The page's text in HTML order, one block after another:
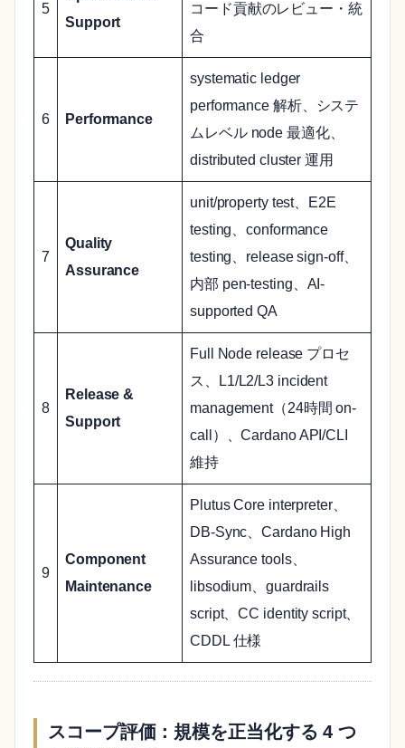
5
Support
コード貢献のレビュー・統
合
6 Performance
systematic ledger
performance 解析、システ
ムレベル node 最適化、
distributed cluster 運用
7
Quality
Assurance
unit/property test、E2E
testing、conformance
testing、release sign-off、
内部 pen-testing、AI-
supported QA
8
Release &
Support
Full Node release プロセ
ス、L1/L2/L3 incident
management（24時間 on-
call）、Cardano API/CLI
維持
9
Component
Maintenance
Plutus Core interpreter、
DB-Sync、Cardano High
Assurance tools、
libsodium、guardrails
script、CC identity script、
CDDL 仕様
スコープ評価：規模を正当化する 4 つ